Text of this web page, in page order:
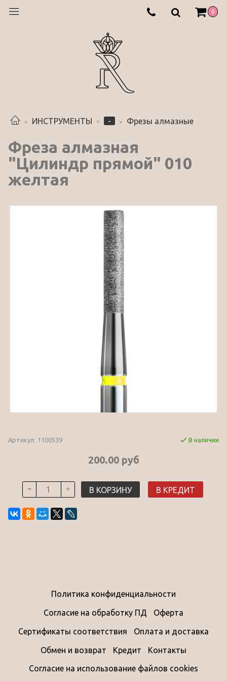
0
ИНСТРУМЕНТЫ - Фрезы алмазные
Фреза алмазная
"Цилиндр прямой" 010
желтая
Артикул: 1100539 В наличии
200.00 руб
В КОРЗИНУ В КРЕДИТ
Политика конфиденциальности
Согласие на обработку ПД Оферта
Сертификаты соответствия Оплата и доставка
Обмен и возврат Кредит Контакты
Согласие на использование файлов cookies